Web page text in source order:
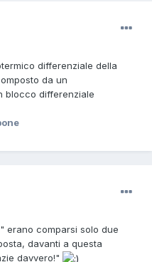
differenziale della
da un
blocco differenziale
erano comparsi solo due
davanti a questa
davvero!"